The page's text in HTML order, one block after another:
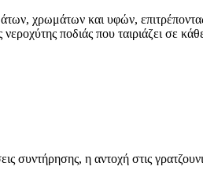
χρωμάτων και υφών,
ποδιάς που ταιριάζει σε
συντήρησης, η αντοχή στις